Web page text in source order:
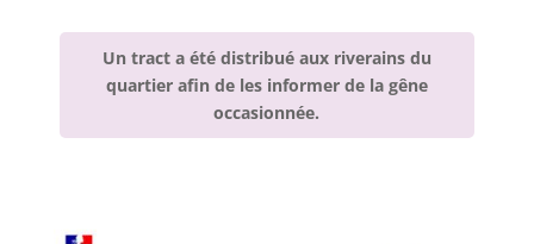
Un tract a été distribué aux riverains du
quartier afin de les informer de la gêne
occasionnée.